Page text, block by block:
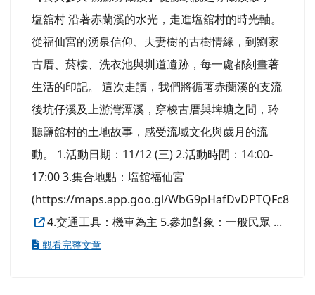
塩舘村 沿著赤蘭溪的水光，走進塩舘村的時光軸。
從福仙宮的湧泉信仰、夫妻樹的古樹情緣，到劉家
古厝、菸樓、洗衣池與圳道遺跡，每一處都刻畫著
生活的印記。 這次走讀，我們將循著赤蘭溪的支流
後坑仔溪及上游灣潭溪，穿梭古厝與埤塘之間，聆
聽鹽館村的土地故事，感受流域文化與歲月的流
動。 1.活動日期：11/12 (三) 2.活動時間：14:00-
17:00 3.集合地點：塩舘福仙宮
(https://maps.app.goo.gl/WbG9pHafDvDPTQFc8
4.交通工具：機車為主 5.參加對象：一般民眾 ...
觀看完整文章